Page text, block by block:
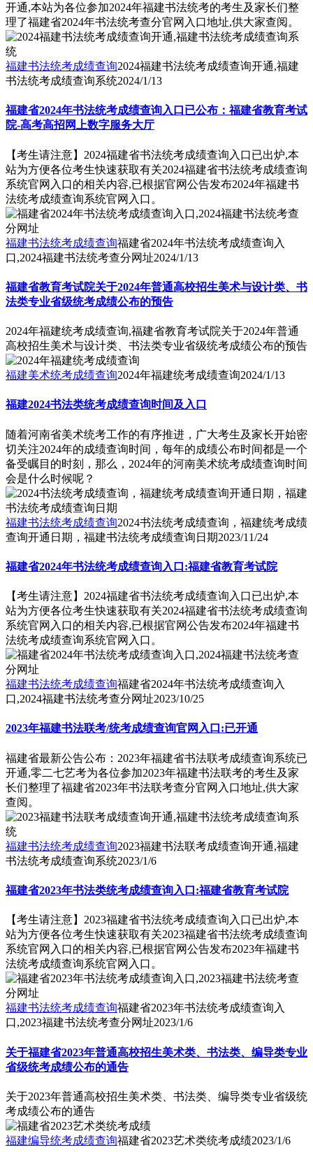
开通,本站为各位参加2024年福建书法统考的考生及家长们整
理了福建省2024年书法统考查分官网入口地址,供大家查阅。
福建书法统考成绩查询2024福建书法统考成绩查询开通,福建
书法统考成绩查询系统2024/1/13
福建省2024年书法统考成绩查询入口已公布：福建省教育考试
院-高考高招网上数字服务大厅
【考生请注意】2024福建省书法统考成绩查询入口已出炉,本
站为方便各位考生快速获取有关2024福建省书法统考成绩查询
系统官网入口的相关内容,已根据官网公告发布2024年福建书
法统考成绩查询系统官网入口。
福建书法统考成绩查询福建省2024年书法统考成绩查询入
口,2024福建书法统考查分网址2024/1/13
福建省教育考试院关于2024年普通高校招生美术与设计类、书
法类专业省级统考成绩公布的预告
2024年福建统考成绩查询,福建省教育考试院关于2024年普通
高校招生美术与设计类、书法类专业省级统考成绩公布的预告
福建美术统考成绩查询2024年福建统考成绩查询2024/1/13
福建2024书法类统考成绩查询时间及入口
随着河南省美术统考工作的有序推进，广大考生及家长开始密
切关注2024年的成绩查询时间，每年的成绩公布时间都是一个
备受瞩目的时刻，那么，2024年的河南美术统考成绩查询时间
会是什么时候呢？
福建书法统考成绩查询2024书法统考成绩查询，福建统考成绩
查询开通日期，福建书法统考成绩查询日期2023/11/24
福建省2024年书法统考成绩查询入口:福建省教育考试院
【考生请注意】2024福建省书法统考成绩查询入口已出炉,本
站为方便各位考生快速获取有关2024福建省书法统考成绩查询
系统官网入口的相关内容,已根据官网公告发布2024年福建书
法统考成绩查询系统官网入口。
福建书法统考成绩查询福建省2024年书法统考成绩查询入
口,2024福建书法统考查分网址2023/10/25
2023年福建书法联考/统考成绩查询官网入口:已开通
福建省最新公告公布：2023年福建省书法联考成绩查询系统已
开通,零二七艺考为各位参加2023年福建书法联考的考生及家
长们整理了福建省2023年书法联考查分官网入口地址,供大家
查阅。
福建书法统考成绩查询2023福建书法联考成绩查询开通,福建
书法统考成绩查询系统2023/1/6
福建省2023年书法类统考成绩查询入口:福建省教育考试院
【考生请注意】2023福建省书法统考成绩查询入口已出炉,本
站为方便各位考生快速获取有关2023福建省书法统考成绩查询
系统官网入口的相关内容,已根据官网公告发布2023年福建书
法统考成绩查询系统官网入口。
福建书法统考成绩查询福建省2023年书法统考成绩查询入
口,2023福建书法统考查分网址2023/1/6
关于福建省2023年普通高校招生美术类、书法类、编导类专业
省级统考成绩公布的通告
关于2023年普通高校招生美术类、书法类、编导类专业省级统
考成绩公布的通告
福建编导统考成绩查询福建省2023艺术类统考成绩2023/1/6